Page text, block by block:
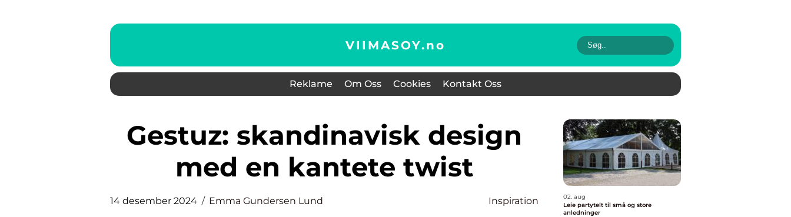
VIIMASOY.no
Reklame Om Oss Cookies Kontakt Oss
Gestuz: skandinavisk design
med en kantete twist
14 desember 2024 Emma Gundersen Lund Inspiration
02. aug
Leie partytelt til små og store
anledninger